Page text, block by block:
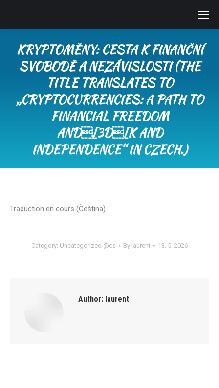
KRYPTOMĚNY: CESTA K FINANČNÍ
SVOBODĚ A NEZÁVISLOSTI (THE
TITLE TRANSLATES TO
„CRYPTOCURRENCIES: A PATH TO
FINANCIAL FREEDOM
AND[3D[K AND
INDEPENDENCE“ IN CZECH.)
Traduction en cours (Čeština)…
Category: Uncategorized @cs By laurent 13. 5. 2026
Author: laurent